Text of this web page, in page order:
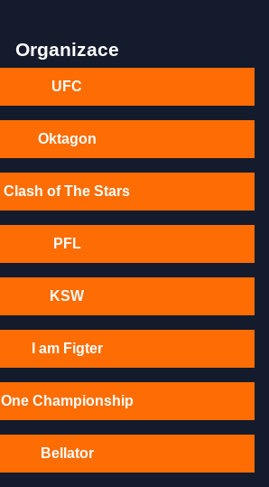
Organizace
UFC
Oktagon
Clash of The Stars
PFL
KSW
I am Figter
One Championship
Bellator